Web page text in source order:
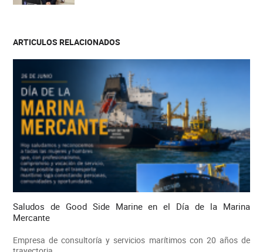
ARTICULOS RELACIONADOS
Saludos de Good Side Marine en el Día de la Marina
Mercante
Empresa de consultoría y servicios marítimos con 20 años de